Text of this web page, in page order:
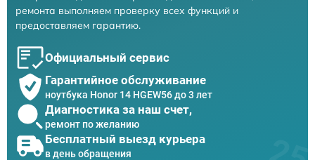
ремонта выполняем проверку всех функций и
предоставляем гарантию.
Официальный сервис
Гарантийное обслуживание
ноутбука Honor 14 HGEW56 до 3 лет
Диагностика за наш счет,
ремонт по желанию
Бесплатный выезд курьера
в день обращения